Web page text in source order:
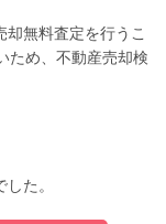
無料査定を行うこ
ため、不動産売却検
た。